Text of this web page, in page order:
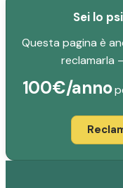
Sei lo
Questa pagina è
reclamarla
100€/anno